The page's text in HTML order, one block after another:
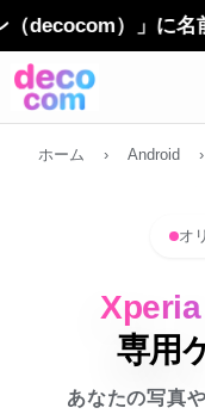
）」に名前が変
ホーム › Android ›
オ
専用
あなたの写真